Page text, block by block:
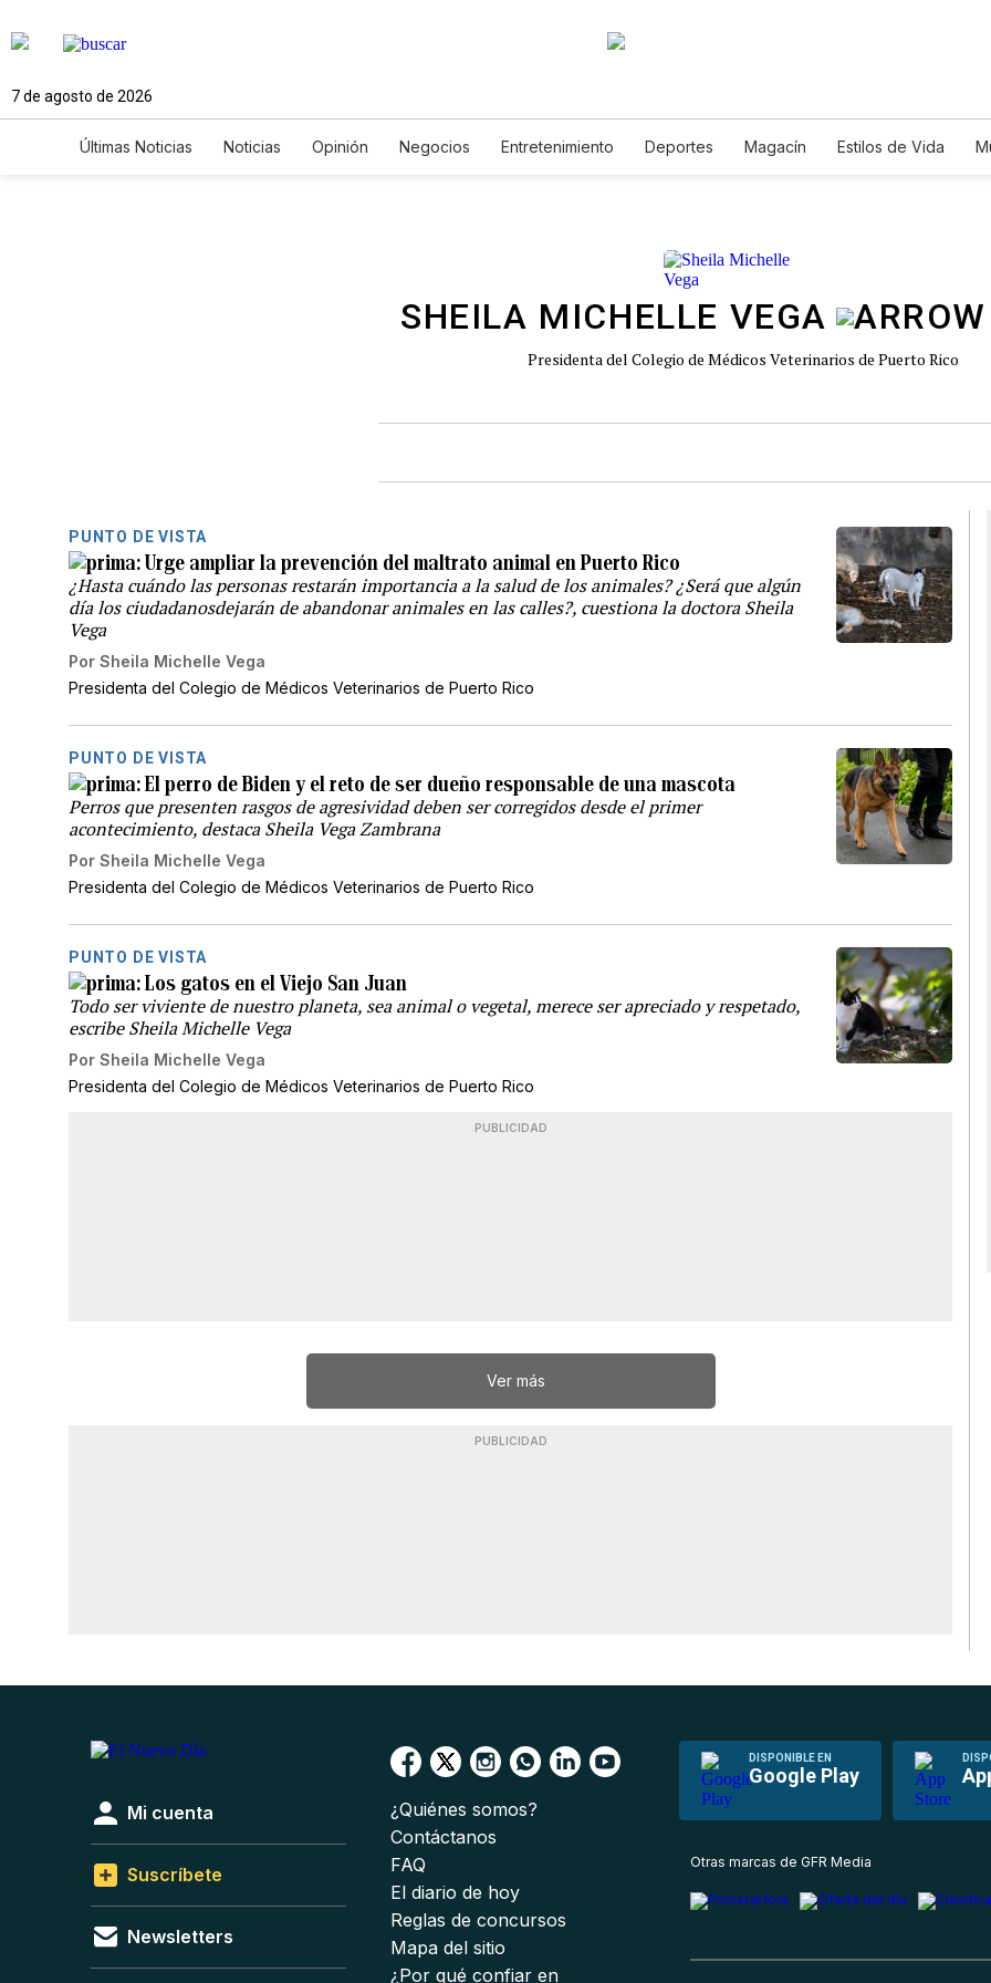
7 de agosto de 2026
Últimas Noticias Noticias Opinión Negocios Entretenimiento Deportes Magacín Estilos de Vida
SHEILA MICHELLE VEGA
Presidenta del Colegio de Médicos Veterinarios de Puerto Rico
PUNTO DE VISTA
Urge ampliar la prevención del maltrato animal en Puerto Rico
¿Hasta cuándo las personas restarán importancia a la salud de los animales? ¿Será que algún
día los ciudadanosdejarán de abandonar animales en las calles?, cuestiona la doctora Sheila
Vega
Por Sheila Michelle Vega
Presidenta del Colegio de Médicos Veterinarios de Puerto Rico
PUNTO DE VISTA
El perro de Biden y el reto de ser dueño responsable de una mascota
Perros que presenten rasgos de agresividad deben ser corregidos desde el primer
acontecimiento, destaca Sheila Vega Zambrana
Por Sheila Michelle Vega
Presidenta del Colegio de Médicos Veterinarios de Puerto Rico
PUNTO DE VISTA
Los gatos en el Viejo San Juan
Todo ser viviente de nuestro planeta, sea animal o vegetal, merece ser apreciado y respetado,
escribe Sheila Michelle Vega
Por Sheila Michelle Vega
Presidenta del Colegio de Médicos Veterinarios de Puerto Rico
PUBLICIDAD
Ver más
PUBLICIDAD
DISPONIBLE EN
Google Play
Mi cuenta
Suscríbete
Newsletters
¿Quiénes somos?
Contáctanos
FAQ
El diario de hoy
Reglas de concursos
Mapa del sitio
¿Por qué confiar en
Otras marcas de GFR Media